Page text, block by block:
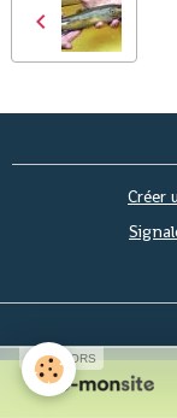
Créer
SPONSORS